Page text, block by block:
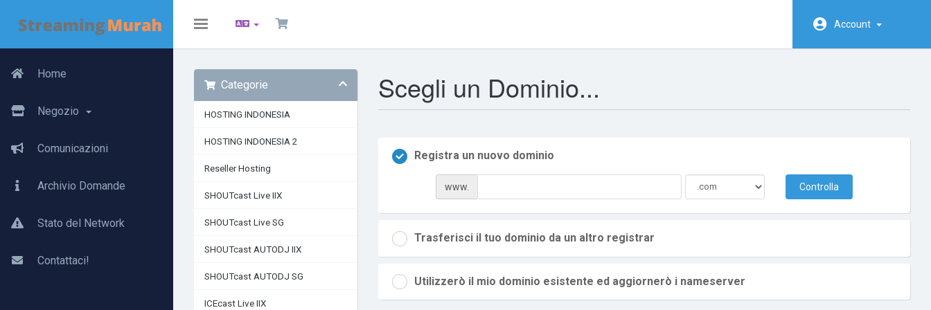
Toggle
Account
Home
Negozio
Comunicazioni
Archivio Domande
Stato del Network
Contattaci!
Scegli un Dominio...
Categorie
HOSTING INDONESIA
HOSTING INDONESIA 2
Reseller Hosting
SHOUTcast Live IIX
SHOUTcast Live SG
SHOUTcast AUTODJ IIX
SHOUTcast AUTODJ SG
ICEcast Live IIX
Registra un nuovo dominio
www. Controlla
Trasferisci il tuo dominio da un altro registrar
Utilizzerò il mio dominio esistente ed aggiornerò i nameserver